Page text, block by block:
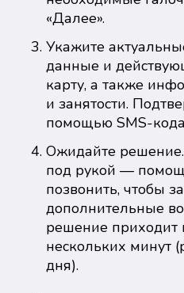
«Далее».
Укажите
данные и
карту, а также
и занятости.
помощью SMS-
Ожидайте
под рукой —
позвонить, чтобы
дополнительные
решение приходит
нескольких минут
дня).